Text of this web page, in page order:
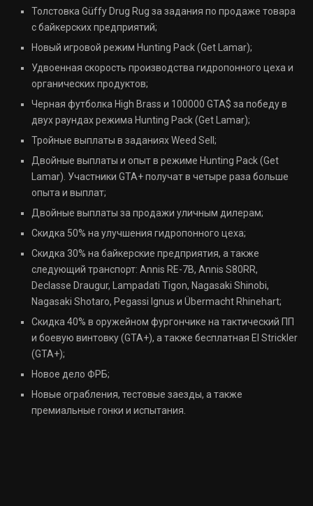
Толстовка Güffy Drug Rug за задания по продаже товара
с байкерских предприятий;
Новый игровой режим Hunting Pack (Get Lamar);
Удвоенная скорость производства гидропонного цеха и
органических продуктов;
Черная футболка High Brass и 100000 GTA$ за победу в
двух раундах режима Hunting Pack (Get Lamar);
Тройные выплаты в заданиях Weed Sell;
Двойные выплаты и опыт в режиме Hunting Pack (Get
Lamar). Участники GTA+ получат в четыре раза больше
опыта и выплат;
Двойные выплаты за продажи уличным дилерам;
Скидка 50% на улучшения гидропонного цеха;
Скидка 30% на байкерские предприятия, а также
следующий транспорт: Annis RE-7B, Annis S80RR,
Declasse Draugur, Lampadati Tigon, Nagasaki Shinobi,
Nagasaki Shotaro, Pegassi Ignus и Übermacht Rhinehart;
Скидка 40% в оружейном фургончике на тактический ПП
и боевую винтовку (GTA+), а также бесплатная El Strickler
(GTA+);
Новое дело ФРБ;
Новые ограбления, тестовые заезды, а также
премиальные гонки и испытания.